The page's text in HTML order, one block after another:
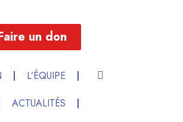
un don
L’ÉQUIPE
ACTUALITÉS